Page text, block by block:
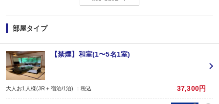
ご当地名産品発送以外の目的では使用いたしません。
※「＠nta.co.jp」よりメールをお送りいたしますので、ドメイン受信設定を
※
ご当地名産品キャンペーンサイト 詳しくはこちら
【連泊がお得♪】
2泊以上でお申し込みできる、お得なプランです。
※1泊でのご予約はできません
※すべての宿泊日が同一条件となります。
【お宿からのお楽しみメニュー】
・ 賀寿の当月内にご宿泊の場合、還暦・喜寿・米寿のお祝いちゃんちゃんこ無
部屋タイプ
【禁煙】和室(1〜5名1室)
大人お1人様(JR＋宿泊/1泊) ：税込 37,300円